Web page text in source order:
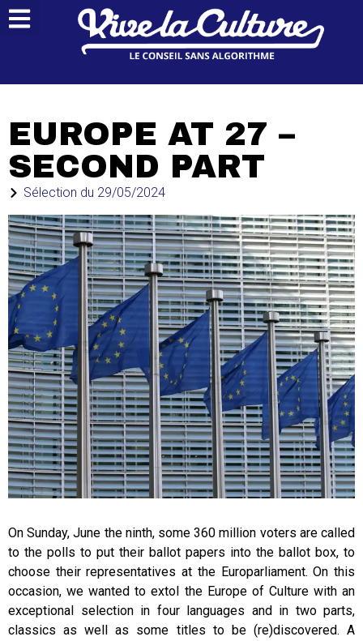
EUROPE AT 27 –
SECOND PART
Sélection du 29/05/2024
On Sunday, June the ninth, some 360 million voters are called
to the polls to put their ballot papers into the ballot box, to
choose their representatives at the Europarliament. On this
occasion, we wanted to extol the Europe of Culture with an
exceptional selection in four languages and in two parts,
classics as well as some titles to be (re)discovered. A